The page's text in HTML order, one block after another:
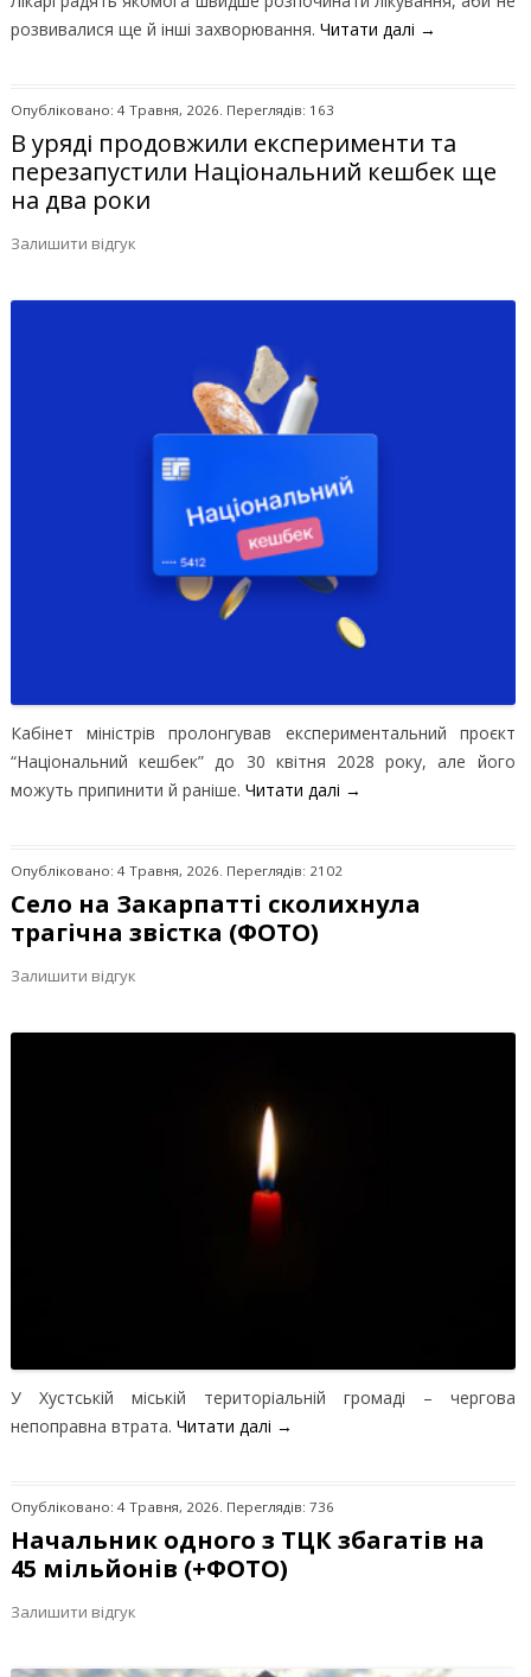
розвивалися ще й інші захворювання. Читати далі →
Опубліковано: 4 Травня, 2026. Переглядів: 163
В уряді продовжили експерименти та
перезапустили Національний кешбек ще
на два роки
Залишити відгук
Кабінет міністрів пролонгував експериментальний проєкт
“Національний кешбек” до 30 квітня 2028 року, але його
можуть припинити й раніше. Читати далі →
Опубліковано: 4 Травня, 2026. Переглядів: 2102
Село на Закарпатті сколихнула
трагічна звістка (ФОТО)
Залишити відгук
У Хустській міській територіальній громаді – чергова
непоправна втрата. Читати далі →
Опубліковано: 4 Травня, 2026. Переглядів: 736
Начальник одного з ТЦК збагатів на
45 мільйонів (+ФОТО)
Залишити відгук